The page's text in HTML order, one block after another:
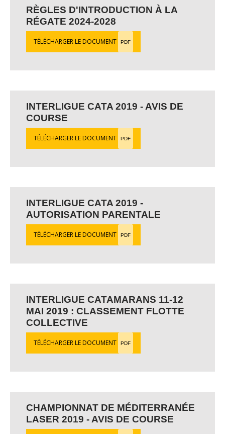
RÈGLES D'INTRODUCTION À LA
RÉGATE 2024-2028
TÉLÉCHARGER LE DOCUMENT PDF
INTERLIGUE CATA 2019 - AVIS DE
COURSE
TÉLÉCHARGER LE DOCUMENT PDF
INTERLIGUE CATA 2019 -
AUTORISATION PARENTALE
TÉLÉCHARGER LE DOCUMENT PDF
INTERLIGUE CATAMARANS 11-12
MAI 2019 : CLASSEMENT FLOTTE
COLLECTIVE
TÉLÉCHARGER LE DOCUMENT PDF
CHAMPIONNAT DE MÉDITERRANÉE
LASER 2019 - AVIS DE COURSE